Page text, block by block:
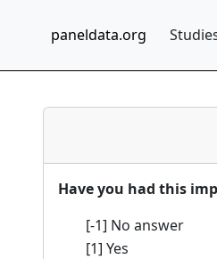
paneldata.org
Have you had this
[-1] No answer
[1] Yes